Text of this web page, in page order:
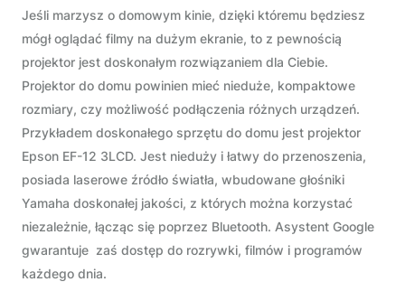
Jeśli marzysz o domowym kinie, dzięki któremu będziesz
mógł oglądać filmy na dużym ekranie, to z pewnością
projektor jest doskonałym rozwiązaniem dla Ciebie.
Projektor do domu powinien mieć nieduże, kompaktowe
rozmiary, czy możliwość podłączenia różnych urządzeń.
Przykładem doskonałego sprzętu do domu jest projektor
Epson EF-12 3LCD. Jest nieduży i łatwy do przenoszenia,
posiada laserowe źródło światła, wbudowane głośniki
Yamaha doskonałej jakości, z których można korzystać
niezależnie, łącząc się poprzez Bluetooth. Asystent Google
gwarantuje zaś dostęp do rozrywki, filmów i programów
każdego dnia.